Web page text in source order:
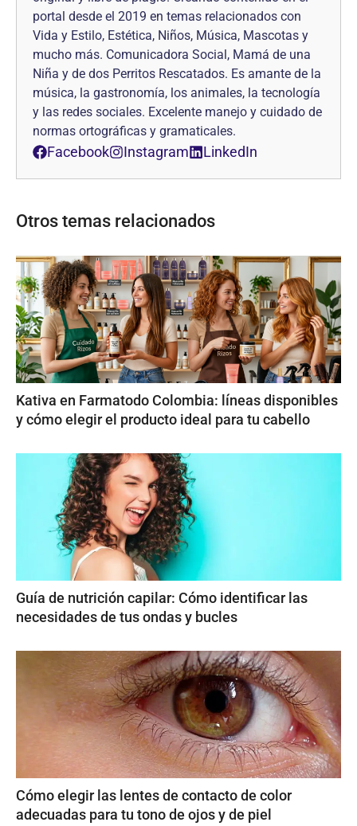
portal desde el 2019 en temas relacionados con
Vida y Estilo, Estética, Niños, Música, Mascotas y
mucho más. Comunicadora Social, Mamá de una
Niña y de dos Perritos Rescatados. Es amante de la
música, la gastronomía, los animales, la tecnología
y las redes sociales. Excelente manejo y cuidado de
normas ortográficas y gramaticales.
Facebook Instagram LinkedIn
Otros temas relacionados
Kativa en Farmatodo Colombia: líneas disponibles
y cómo elegir el producto ideal para tu cabello
Guía de nutrición capilar: Cómo identificar las
necesidades de tus ondas y bucles
Cómo elegir las lentes de contacto de color
adecuadas para tu tono de ojos y de piel